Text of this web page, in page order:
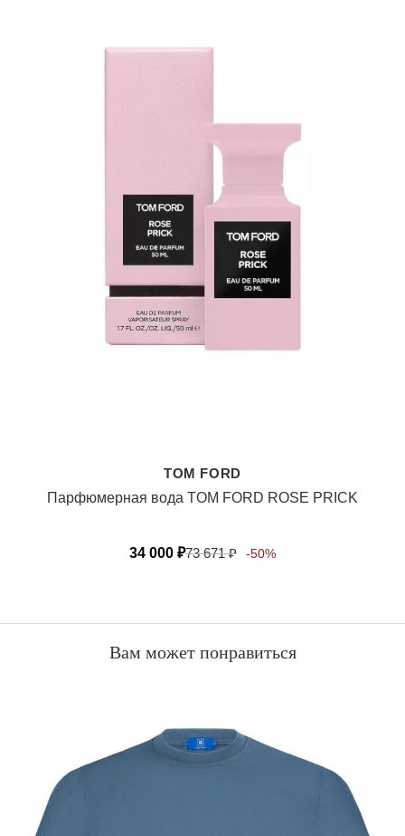
TOM FORD
Парфюмерная вода TOM FORD ROSE PRICK
34 000 ₽73 671₽ -50%
Вам может понравиться